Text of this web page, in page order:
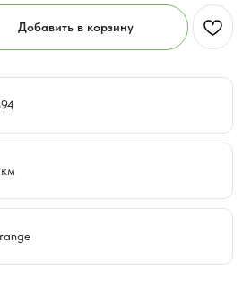
Добавить в корзину